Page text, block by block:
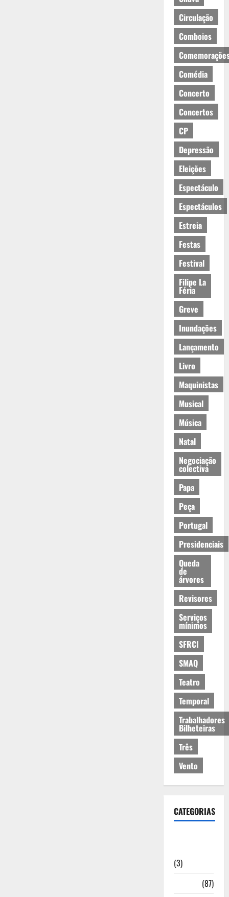
Circulação
Comboios
Comédia
Concerto
Concertos
CP
Depressão
Eleições
Espectáculo
Espectáculos
Estreia
Festas
Festival
Filipe La
Féria
Greve
Inundações
Lançamento
Livro
Maquinistas
Musical
Música
Natal
Negociação
colectiva
Papa
Peça
Portugal
Presidenciais
Queda
de
árvores
Revisores
Serviços
mínimos
SFRCI
SMAQ
Teatro
Temporal
Trabalhadores
Bilheteiras
Três
Vento
CATEGORIAS
(3)
(87)